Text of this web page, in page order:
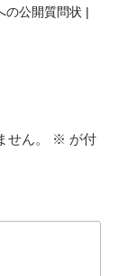
の公開質問状 |
ん。 ※ が付